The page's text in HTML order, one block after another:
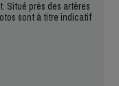
Situé près des artères
sont à titre indicatif